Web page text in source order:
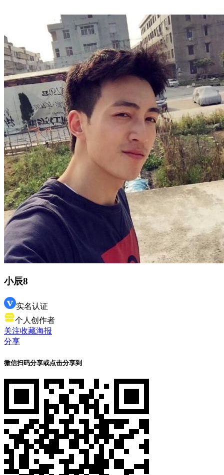
小辰8
实名认证
个人创作者
关注收藏海报
分享
微信扫码分享或点击分享到